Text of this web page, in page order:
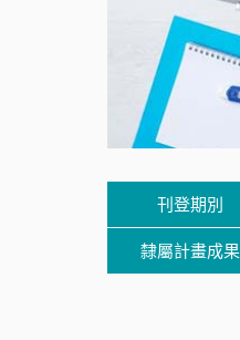
刊登期別
隸屬計畫成果